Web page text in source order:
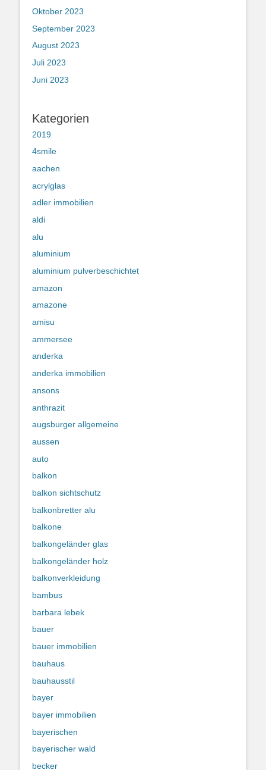
Oktober 2023
September 2023
August 2023
Juli 2023
Juni 2023
Kategorien
2019
4smile
aachen
acrylglas
adler immobilien
aldi
alu
aluminium
aluminium pulverbeschichtet
amazon
amazone
amisu
ammersee
anderka
anderka immobilien
ansons
anthrazit
augsburger allgemeine
aussen
auto
balkon
balkon sichtschutz
balkonbretter alu
balkone
balkongeländer glas
balkongeländer holz
balkonverkleidung
bambus
barbara lebek
bauer
bauer immobilien
bauhaus
bauhausstil
bayer
bayer immobilien
bayerischen
bayerischer wald
becker